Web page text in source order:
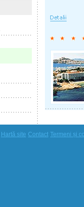
Hartă site Contact Termeni și